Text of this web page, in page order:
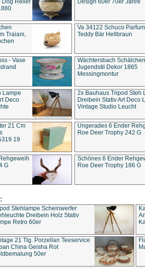
Dog Relief
Design 60er 70er Jahre
Traiani,
Va 34122 Schuco
Teddy Bär Hellbraun
- Vase
Wächtersbach Schälchen
Jugendstil Dekor 1865
Messingmontur
Lampe
Deco
2x Bauhaus Tripod Steh
Dreibein Stativ Art Deco
Vintage Studio Leucht
21 Cm
19
Ungerades 6 Ender
Roe Deer Trophy 242 G
G
Schönes 6 Ender
Roe Deer Trophy 186 G
Stehlampe Scheinwerfer
Dreibein Holz Stativ
Retro 60er
21 Tlg. Porzellan Teeservice
China Geisha Rot
50er